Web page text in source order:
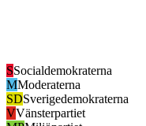
SSocialdemokraterna
MModeraterna
SDSverigedemokraterna
VVänsterpartiet